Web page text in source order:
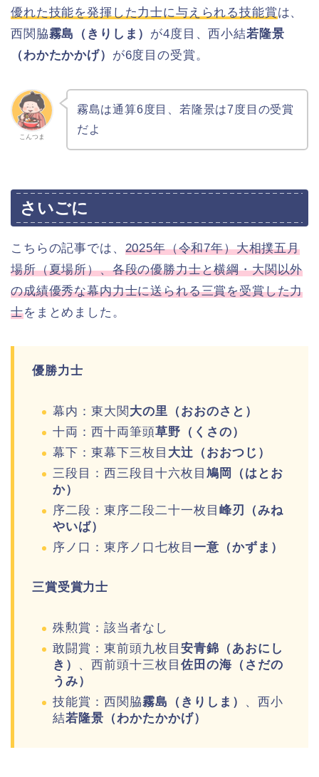
優れた技能を発揮した力士に与えられる技能賞は、
西関脇霧島（きりしま） が4度目、西小結若隆景
（わかたかかげ） が6度目の受賞。
こんつま
霧島は通算6度目、若隆景は7度目の受賞
だよ
さいごに
こちらの記事では、 2025年（令和7年）大相撲五月
場所（夏場所）、各段の優勝力士と横綱・大関以外
の成績優秀な幕内力士に送られる三賞を受賞した力
士をまとめました。
優勝力士
幕内：東大関 大の里（おおのさと）
十両：西十両筆頭草野（くさの）
幕下：東幕下三枚目 大辻（おおつじ）
三段目：西三段目十六枚目 鳩岡（はとお
か）
序二段：東序二段二十一枚目 峰刃（みね
やいば）
序ノ口：東序ノ口七枚目 一意（かずま）
三賞受賞力士
殊勲賞：該当者なし
敢闘賞：東前頭九枚目 安青錦（あおにし
き）
、西前頭十三枚目 佐田の海（さだの
うみ）
技能賞：西関脇霧島（きりしま）
、西小
結若隆景（わかたかかげ）